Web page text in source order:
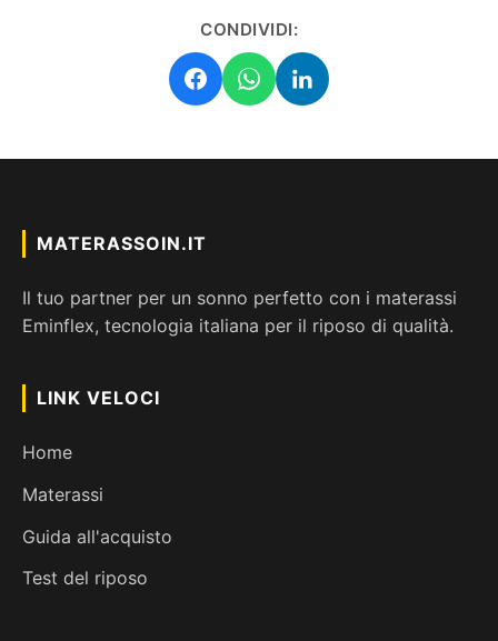
CONDIVIDI:
MATERASSOIN.IT
Il tuo partner per un sonno perfetto con i materassi
Eminflex, tecnologia italiana per il riposo di qualità.
LINK VELOCI
Home
Materassi
Guida all'acquisto
Test del riposo